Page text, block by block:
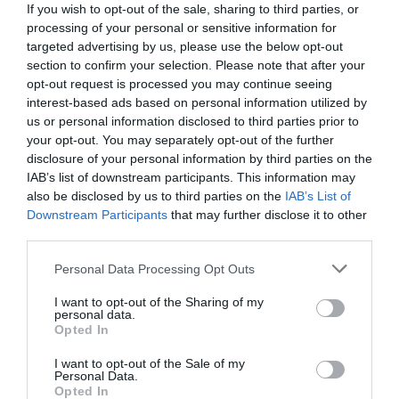
If you wish to opt-out of the sale, sharing to third parties, or
processing of your personal or sensitive information for
targeted advertising by us, please use the below opt-out
section to confirm your selection. Please note that after your
opt-out request is processed you may continue seeing
interest-based ads based on personal information utilized by
us or personal information disclosed to third parties prior to
your opt-out. You may separately opt-out of the further
disclosure of your personal information by third parties on the
IAB’s list of downstream participants. This information may
also be disclosed by us to third parties on the IAB’s List of
Downstream Participants that may further disclose it to other
Personal Data Processing Opt Outs
I want to opt-out of the Sharing of my
personal data.
Opted In
I want to opt-out of the Sale of my
Personal Data.
Opted In
Gracias al tripéptido, el producto ayuda a conseguir
unos labios visiblemente más voluminosos. Además, su
fórmula proporciona hidratación instantánea, con
tipos de ácido hialurónico, dejando una sensación de
confort y un brillo radiante.
Leire Barrutia, médico
dermatólogo, desarrolla: “Estas fórmulas combinan el
tripéptido con agentes altamente oclusivos y
humectantes con mucha evidencia científica, como la
vaselina, y elácido hialurónico, que reducen la pérdida
de agua y mejoran la función barrera de los labios. Un
más lleno y definido”.
La combinación de la tecnología GlutaGlow™junto con
ayuda a proteger frente a los rayos UV y la
pigmentación derivada de la exposición solar, al mismo
tiempo que contribuye a prevenir la aparición de líneas